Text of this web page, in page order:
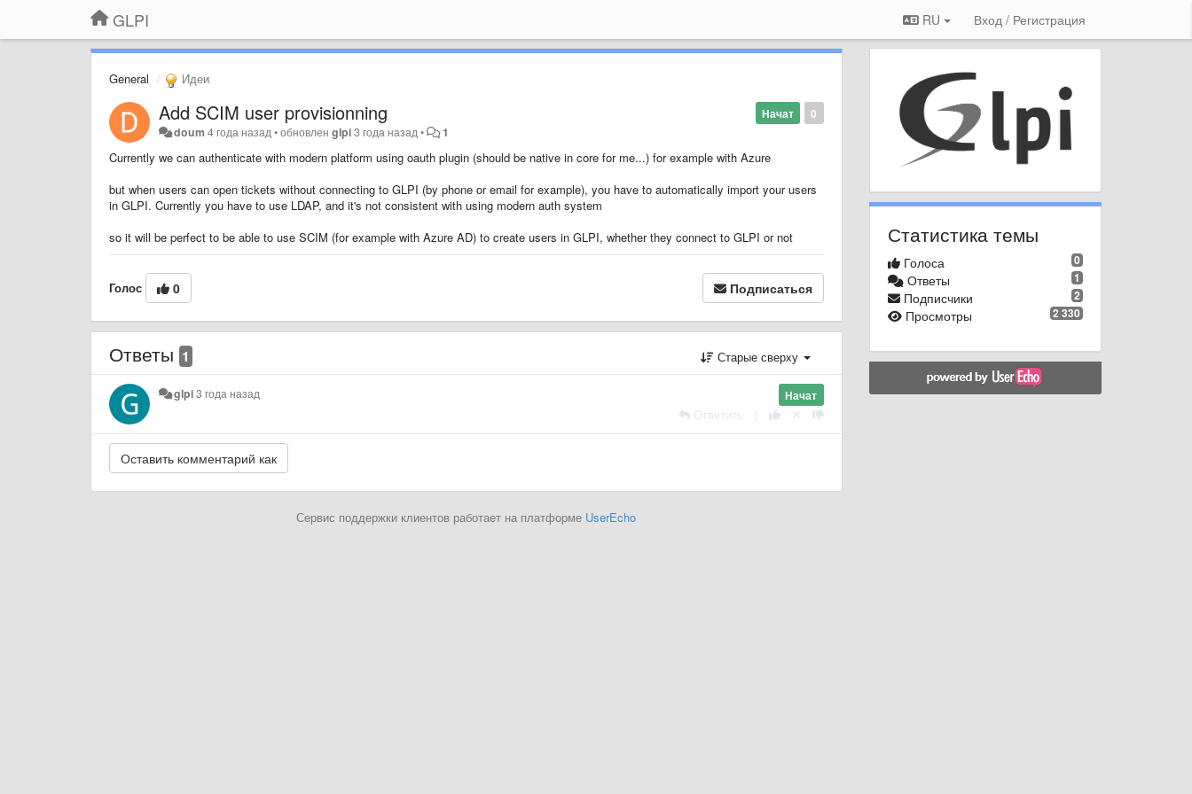
GLPI RU Вход / Регистрация
General Идеи
0
Начат
Add SCIM user provisionning
doum 4 года назад •обновленglpi3 года назад • 1
Currently we can authenticate with modern platform using oauth plugin (should be native in core for me...) for example with Azure
but when users can open tickets without connecting to GLPI (by phone or email for example), you have to automatically import your users
in GLPI. Currently you have to use LDAP, and it's not consistent with using modern auth system
so it will be perfect to be able to use SCIM (for example with Azure AD) to create users in GLPI, whether they connect to GLPI or not
Голос 0 Подписаться
Ответы 1 Старые сверху
Начат
glpi3 года назад
Ответить
Сервис поддержки клиентов работает на платформе UserEcho
Статистика темы
0
Голоса
1
Ответы
2
Подписчики
2 330
Просмотры